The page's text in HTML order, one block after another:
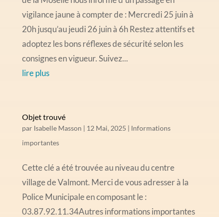
vigilance jaune à compter de : Mercredi 25 juin à
20h jusqu’au jeudi 26 juin à 6h Restez attentifs et
adoptez les bons réflexes de sécurité selon les
consignes en vigueur. Suivez...
lire plus
Objet trouvé
par Isabelle Masson | 12 Mai, 2025 | Informations
importantes
Cette clé a été trouvée au niveau du centre
village de Valmont. Merci de vous adresser à la
Police Municipale en composant le :
03.87.92.11.34Autres informations importantes